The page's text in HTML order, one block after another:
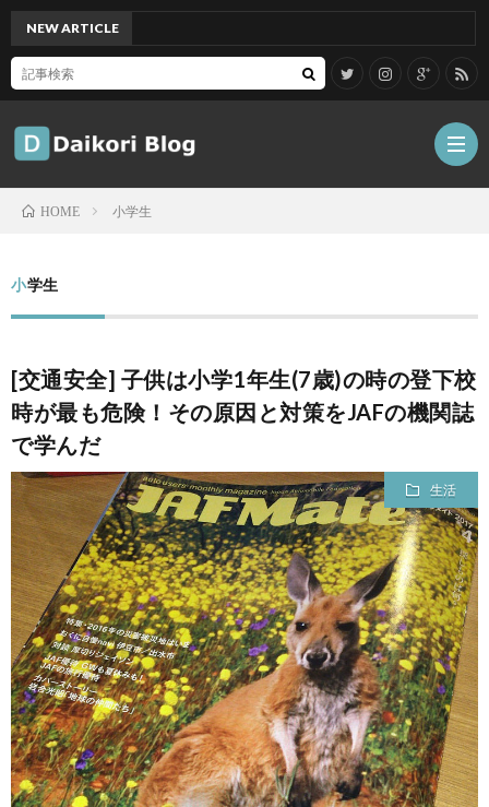
記
Tips
ガ
ッ
ト
メ
行・
散
歩
こ
の
ブ
ロ
グ
NEW ARTICLE
HOME 小学生
小学生
[交通安全] 子供は小学1年生(7歳)の時の登下校
時が最も危険！その原因と対策をJAFの機関誌
で学んだ
生活